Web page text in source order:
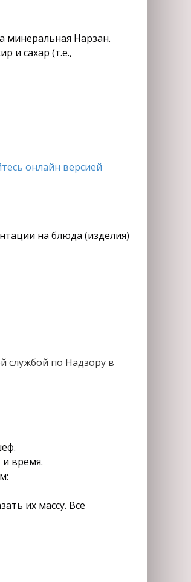
минеральная Нарзан.
и сахар (т.е.,
онлайн версией
на блюда (изделия)
службой по Надзору в
время.
их массу. Все